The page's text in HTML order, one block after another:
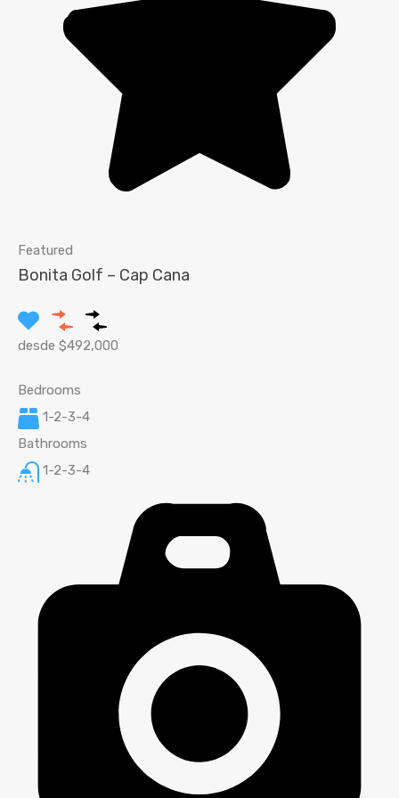
Featured
Bonita Golf – Cap Cana
desde $492,000
Bedrooms
1-2-3-4
Bathrooms
1-2-3-4